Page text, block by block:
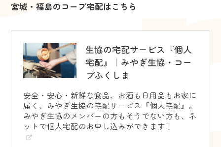
宮城・福島のコープ宅配はこちら
生協の宅配サービス『個人
宅配』｜みやぎ生協・コー
プふくしま
安全・安心・新鮮な食品、お酒も日用品もお家に
届く、みやぎ生協の宅配サービス『個人宅配』。
みやぎ生協のメンバーの方もそうでない方も、ネ
ットで個人宅配のお申し込みができます！